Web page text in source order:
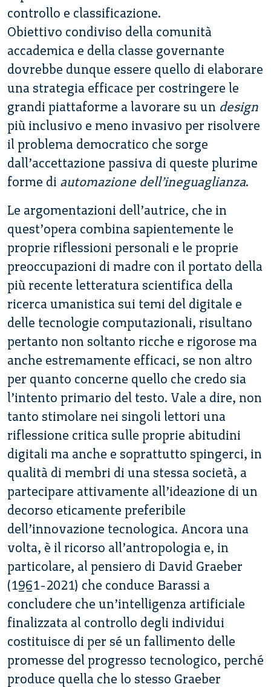
controllo e classificazione.
Obiettivo condiviso della comunità
accademica e della classe governante
dovrebbe dunque essere quello di elaborare
una strategia efficace per costringere le
grandi piattaforme a lavorare su un design
più inclusivo e meno invasivo per risolvere
il problema democratico che sorge
dall’accettazione passiva di queste plurime
forme di automazione dell’ineguaglianza.
Le argomentazioni dell’autrice, che in
quest’opera combina sapientemente le
proprie riflessioni personali e le proprie
preoccupazioni di madre con il portato della
più recente letteratura scientifica della
ricerca umanistica sui temi del digitale e
delle tecnologie computazionali, risultano
pertanto non soltanto ricche e rigorose ma
anche estremamente efficaci, se non altro
per quanto concerne quello che credo sia
l’intento primario del testo. Vale a dire, non
tanto stimolare nei singoli lettori una
riflessione critica sulle proprie abitudini
digitali ma anche e soprattutto spingerci, in
qualità di membri di una stessa società, a
partecipare attivamente all’ideazione di un
decorso eticamente preferibile
dell’innovazione tecnologica. Ancora una
volta, è il ricorso all’antropologia e, in
particolare, al pensiero di David Graeber
(1961-2021) che conduce Barassi a
concludere che un’intelligenza artificiale
finalizzata al controllo degli individui
costituisce di per sé un fallimento delle
promesse del progresso tecnologico, perché
produce quella che lo stesso Graeber